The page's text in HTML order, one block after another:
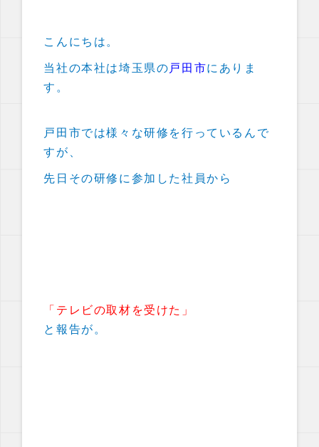
こんにちは。
当社の本社は埼玉県の 戸田市にありま
す。
戸田市では様々な研修を行っているんで
すが、
先日その研修に参加した社員から
「テレビの取材を受けた」
と報告が。